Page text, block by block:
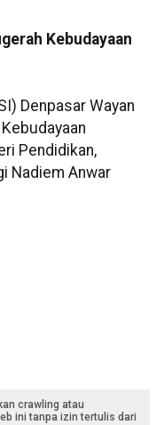
Kebudayaan
Denpasar Wayan
Pendidikan,
Nadiem Anwar
crawling atau
ini tanpa izin tertulis dari